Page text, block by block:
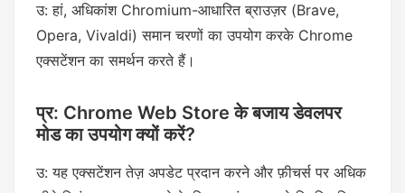
उ: हां, अधिकांश Chromium-आधारित ब्राउज़र (Brave,
Opera, Vivaldi) समान चरणों का उपयोग करके Chrome
एक्सटेंशन का समर्थन करते हैं।
प्र: Chrome Web Store के बजाय डेवलपर
मोड का उपयोग क्यों करें?
उ: यह एक्सटेंशन तेज़ अपडेट प्रदान करने और फ़ीचर्स पर अधिक